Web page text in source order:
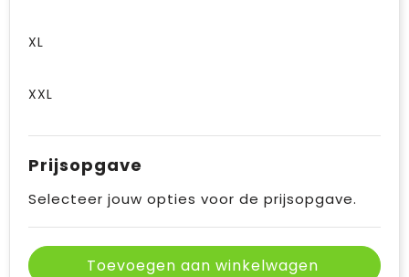
XL
XXL
Prijsopgave
Selecteer jouw opties voor de prijsopgave.
Toevoegen aan winkelwagen